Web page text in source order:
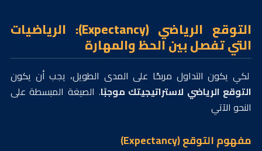
التوقع الرياضي (Expectancy): الرياضيات
التي تفصل بين الحظ والمهارة
لكي يكون التداول مربحًا على المدى الطويل، يجب أن يكون
التوقع الرياضي لاستراتيجيتك موجبًا. الصيغة المبسطة على
النحو الآتي
مفهوم التوقع (Expectancy)